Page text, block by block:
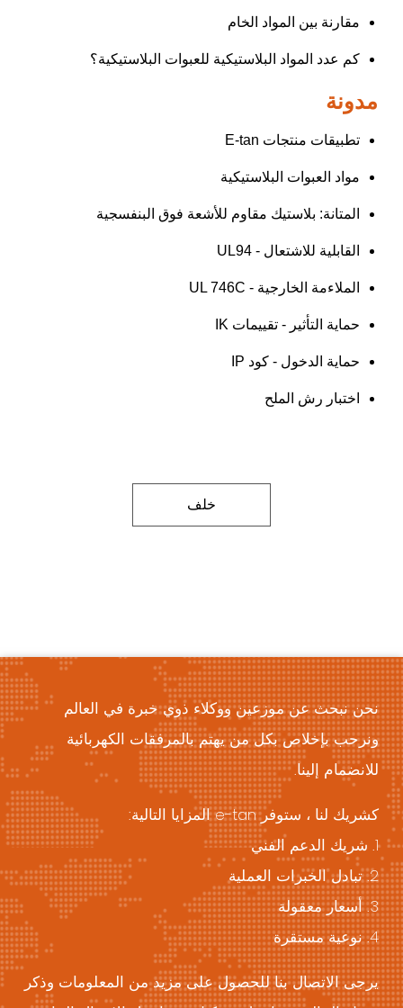
مقارنة بين المواد الخام
كم عدد المواد البلاستيكية للعبوات البلاستيكية؟
مدونة
تطبيقات منتجات E-tan
مواد العبوات البلاستيكية
المتانة: بلاستيك مقاوم للأشعة فوق البنفسجية
القابلية للاشتعال - UL94
الملاءمة الخارجية - UL 746C
حماية التأثير - تقييمات IK
حماية الدخول - كود IP
اختبار رش الملح
خلف
نحن نبحث عن موزعين ووكلاء ذوي خبرة في العالم
ونرحب بإخلاص بكل من يهتم بالمرفقات الكهربائية
للانضمام إلينا.
كشريك لنا ، ستوفر e-tan المزايا التالية:
1. شريك الدعم الفني
2. تبادل الخبرات العملية
3. أسعار معقولة
4. نوعية مستقرة
يرجى الاتصال بنا للحصول على مزيد من المعلومات وذكر